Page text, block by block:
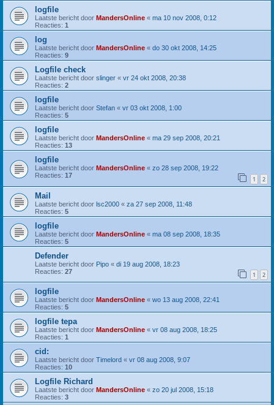
logfile
Laatste bericht door MandersOnline « ma 10 nov 2008, 0:12
Reacties: 1
log
Laatste bericht door MandersOnline « do 30 okt 2008, 14:25
Reacties: 9
Logfile check
Laatste bericht door slinger « vr 24 okt 2008, 20:38
Reacties: 2
logfile
Laatste bericht door Stefan « vr 03 okt 2008, 1:00
Reacties: 5
logfile
Laatste bericht door MandersOnline « ma 29 sep 2008, 20:21
Reacties: 13
logfile
Laatste bericht door MandersOnline « zo 28 sep 2008, 19:22
Reacties: 17 1 2
Mail
Laatste bericht door lsc2000 « za 27 sep 2008, 11:48
Reacties: 5
logfile
Laatste bericht door MandersOnline « ma 08 sep 2008, 18:35
Reacties: 5
Defender
Laatste bericht door Pipo « di 19 aug 2008, 18:23
Reacties: 27 1 2
logfile
Laatste bericht door MandersOnline « wo 13 aug 2008, 22:41
Reacties: 5
logfile tepa
Laatste bericht door MandersOnline « vr 08 aug 2008, 18:25
Reacties: 1
cid:
Laatste bericht door Timelord « vr 08 aug 2008, 9:07
Reacties: 10
Logfile Richard
Laatste bericht door MandersOnline « zo 20 jul 2008, 15:18
Reacties: 3